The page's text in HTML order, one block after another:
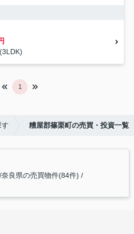
1
す 糟屋郡篠栗町の売買・投資一覧
奈良県の売買物件(84件)